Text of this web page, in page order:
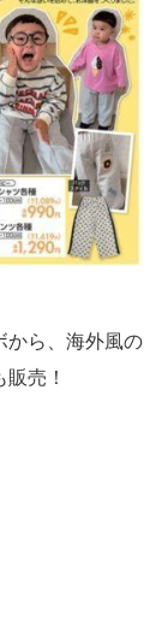
から、海外風の
売！